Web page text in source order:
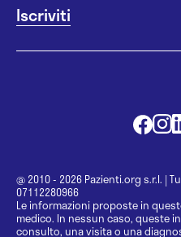
@ 2010 - 2026 Pazienti.org s.r.l. |
07112280966
Le informazioni proposte in
medico. In nessun caso, queste
consulto, una visita o una